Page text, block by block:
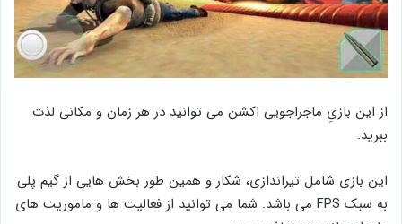
از این بازیِ ماجراجویی اکشن می توانید در هر زمان و مکانی لذت
ببرید.
این بازی شامل تیراندازی، شکار و همین طور بخش هایی از گیم پلی
به سبک FPS می باشد. شما می توانید از فعالیت ها و ماموریت های